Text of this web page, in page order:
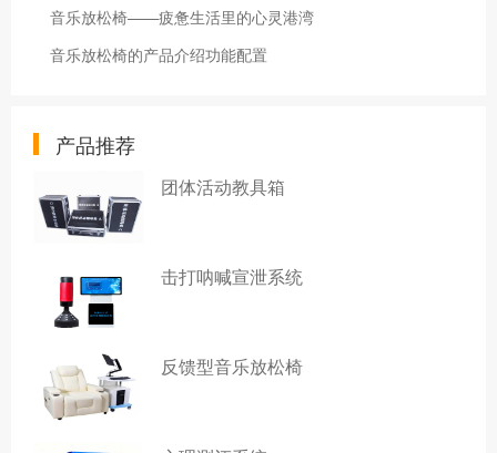
音乐放松椅——疲惫生活里的心灵港湾
音乐放松椅的产品介绍功能配置
产品推荐
团体活动教具箱
击打呐喊宣泄系统
反馈型音乐放松椅